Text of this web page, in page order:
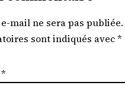
mail ne sera pas publiée.
sont indiqués avec*
*